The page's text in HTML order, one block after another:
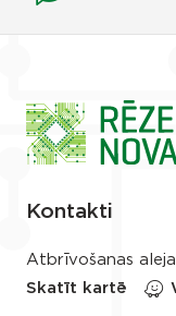
Kontakti
Atbrīvošanas
Skatīt kartē